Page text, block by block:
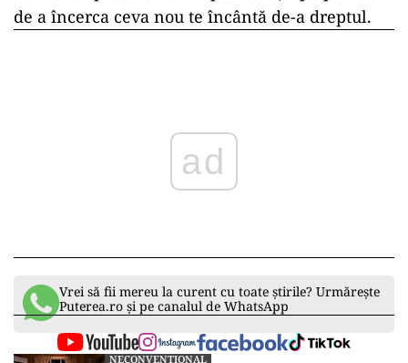
de a încerca ceva nou te încântă de-a dreptul.
ad
Vrei să fii mereu la curent cu toate știrile? Urmărește
Puterea.ro și pe canalul de WhatsApp
NECONVENTIONAL